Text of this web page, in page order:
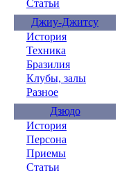
Статьи
Джиу-Джитсу
История
Техника
Бразилия
Клубы, залы
Разное
Дзюдо
История
Персона
Приемы
Статьи